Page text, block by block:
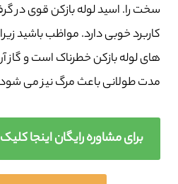
سخت را. اسید لوله بازکن قوی در
کاربرد خوبی دارد. مواظب باشید
های لوله بازکن خطرناک است و
مدت طولانی باعث مرگ نیز می
برای مشاوره رایگان اینجا کلیک کنید